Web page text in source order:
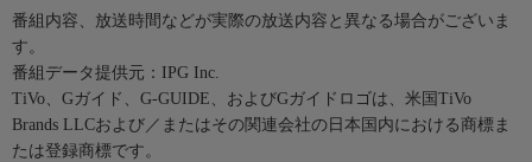
番組内容、放送時間などが実際の放送内容と異なる場合がございま
す。
番組データ提供元：IPG Inc.
TiVo、Gガイド、G-GUIDE、およびGガイドロゴは、米国TiVo
Brands LLCおよび／またはその関連会社の日本国内における商標ま
たは登録商標です。